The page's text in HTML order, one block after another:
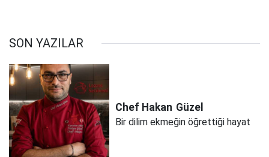
SON YAZILAR
Chef Hakan Güzel
Bir dilim ekmeğin öğrettiği hayat